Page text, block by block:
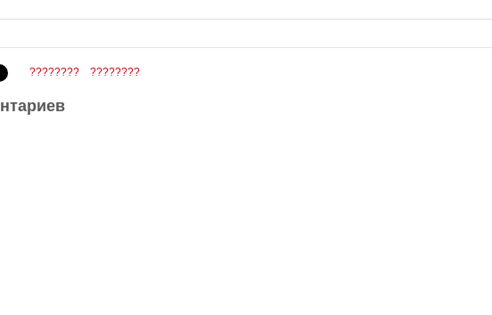
???????? ????????